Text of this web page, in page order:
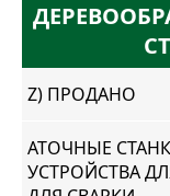
Z) ПРОДАНО
АТОЧНЫЕ
УСТРОЙСТВА